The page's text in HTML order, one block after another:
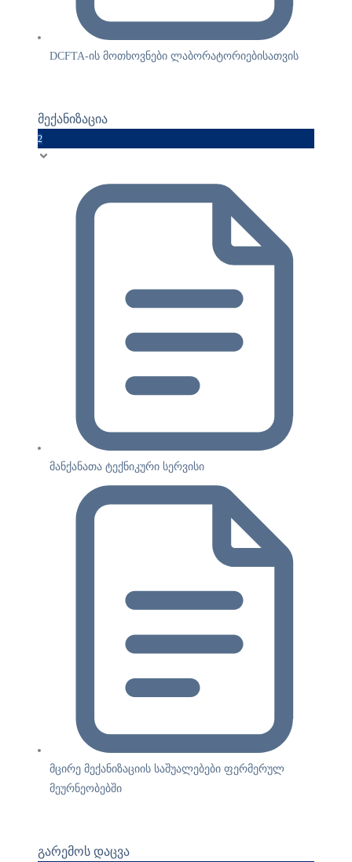
DCFTA-ის მოთხოვნები ლაბორატორიებისათვის
მექანიზაცია
2
მანქანათა ტექნიკური სერვისი
მცირე მექანიზაციის საშუალებები ფერმერულ
მეურნეობებში
გარემოს დაცვა